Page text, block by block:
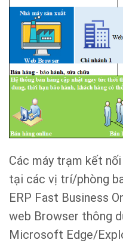
Các máy trạm kết
tại các vị trí/phòng
ERP Fast Business
web Browser thông
Microsoft Edge/